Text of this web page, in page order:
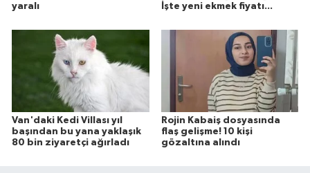
yaralı
İşte yeni ekmek fiyatı...
Van'daki Kedi Villası yıl
başından bu yana yaklaşık
80 bin ziyaretçi ağırladı
Rojin Kabaiş dosyasında
flaş gelişme! 10 kişi
gözaltına alındı